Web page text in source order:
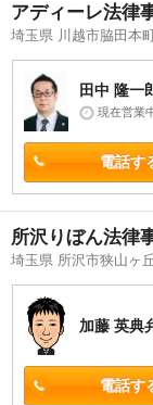
アディーレ法律
埼玉県 川越市脇田本
田中 隆一
現在営業
電話す
所沢りぼん法律
埼玉県 所沢市狭山ヶ
加藤 英典
電話す